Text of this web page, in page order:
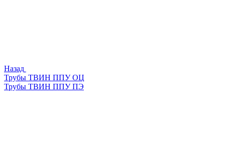
Назад
Трубы ТВИН ППУ ОЦ
Трубы ТВИН ППУ ПЭ